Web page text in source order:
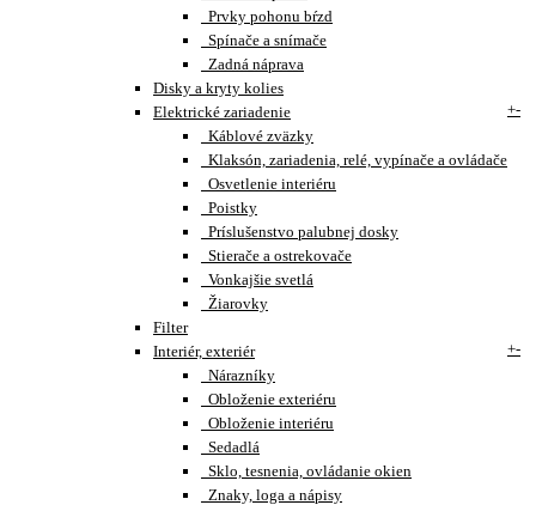
Prvky pohonu bŕzd
Spínače a snímače
Zadná náprava
Disky a kryty kolies
Elektrické zariadenie
+-
Káblové zväzky
Klaksón, zariadenia, relé, vypínače a ovládače
Osvetlenie interiéru
Poistky
Príslušenstvo palubnej dosky
Stierače a ostrekovače
Vonkajšie svetlá
Žiarovky
Filter
Interiér, exteriér
+-
Nárazníky
Obloženie exteriéru
Obloženie interiéru
Sedadlá
Sklo, tesnenia, ovládanie okien
Znaky, loga a nápisy